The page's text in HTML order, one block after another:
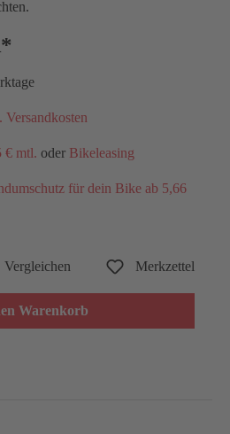
€ mtl. oder Bikeleasing
für dein Bike ab 5,66
Vergleichen Merkzettel
Warenkorb